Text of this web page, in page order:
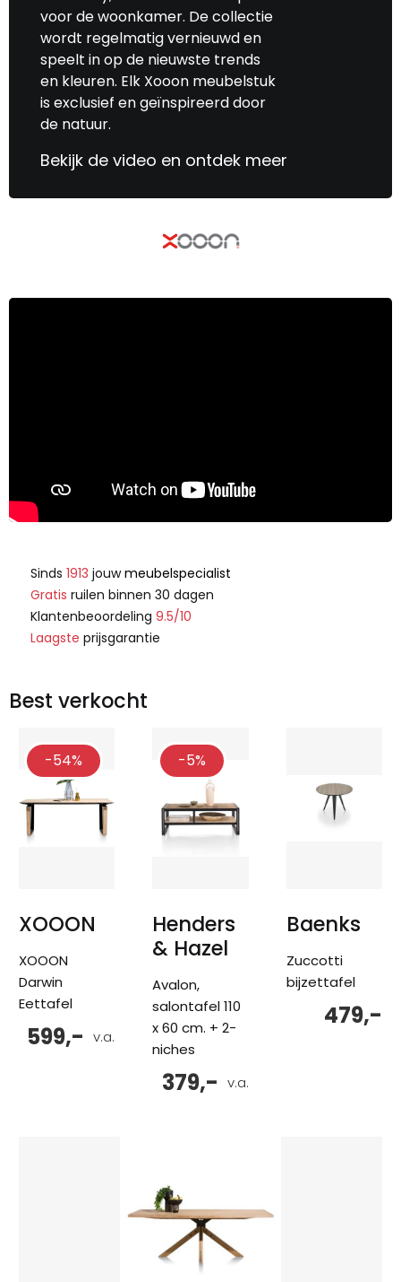
voor de woonkamer. De collectie
wordt regelmatig vernieuwd en
speelt in op de nieuwste trends
en kleuren. Elk Xooon meubelstuk
is exclusief en geïnspireerd door
de natuur.
Bekijk de video en ontdek meer
Sinds 1913 jouwmeubelspecialist
Gratis ruilen binnen 30 dagen
Klantenbeoordeling 9.5/10
Laagste prijsgarantie
Best verkocht
-54%
XOOON
XOOON
Darwin
Eettafel
v.a.
599,-
-5%
Henders
& Hazel
Avalon,
salontafel 110
x 60 cm. + 2-
niches
v.a.
379,-
Baenks
Zuccotti
bijzettafel
479,-